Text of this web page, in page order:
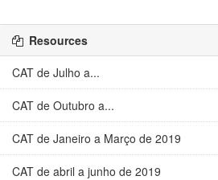
Resources
CAT de Julho a...
CAT de Outubro a...
CAT de Janeiro a Março de 2019
CAT de abril a junho de 2019